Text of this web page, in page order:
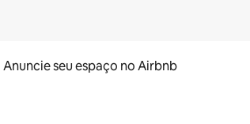
Anuncie seu espaço no Airbnb